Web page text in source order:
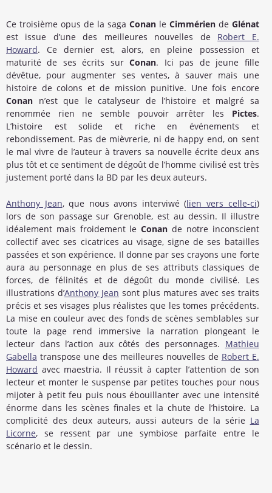
Ce troisième opus de la saga Conan le Cimmérien de Glénat
est issue d’une des meilleures nouvelles de Robert E.
Howard. Ce dernier est, alors, en pleine possession et
maturité de ses écrits surConan. Ici pas de jeune fille
dévêtue, pour augmenter ses ventes, à sauver mais une
histoire de colons et de mission punitive. Une fois encore
Conan n’est que le catalyseur de l’histoire et malgré sa
renommée rien ne semble pouvoir arrêter les Pictes.
L’histoire est solide et riche en événements et
rebondissement. Pas de mièvrerie, ni de happy end, on sent
le mal vivre de l’auteur à travers sa nouvelle écrite deux ans
plus tôt et ce sentiment de dégoût de l’homme civilisé est très
justement porté dans la BD par les deux auteurs.
Anthony Jean, que nous avons interviwé (lien vers celle-ci)
lors de son passage sur Grenoble, est au dessin. Il illustre
idéalement mais froidement leConande notre inconscient
collectif avec ses cicatrices au visage, signe de ses batailles
passées et son expérience. Il donne par ses crayons une forte
aura au personnage en plus de ses attributs classiques de
forces, de félinités et de dégoût du monde civilisé. Les
illustrations d’Anthony Jean sont plus matures avec ses traits
précis et ses visages plus réalistes que les tomes précédents.
La mise en couleur avec des fonds de scènes semblables sur
toute la page rend immersive la narration plongeant le
lecteur dans l’action aux côtés des personnages. Mathieu
Gabella transpose une des meilleures nouvelles de Robert E.
Howard avec maestria. Il réussit à capter l’attention de son
lecteur et monter le suspense par petites touches pour nous
mijoter à petit feu puis nous ébouillanter avec une intensité
énorme dans les scènes finales et la chute de l’histoire. La
complicité des deux auteurs, aussi auteurs de la série La
Licorne, se ressent par une symbiose parfaite entre le
scénario et le dessin.